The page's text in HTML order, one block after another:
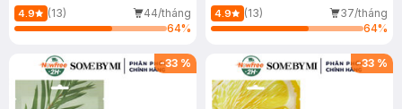
Luminous Ampoule Mask
4.9 (13)
44/tháng
64%
Luminous Ampoule Mask
4.9 (13)
37/tháng
64%
-33 % -33 %